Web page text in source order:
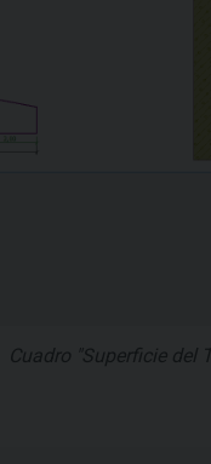
Cuadro "Superficie del